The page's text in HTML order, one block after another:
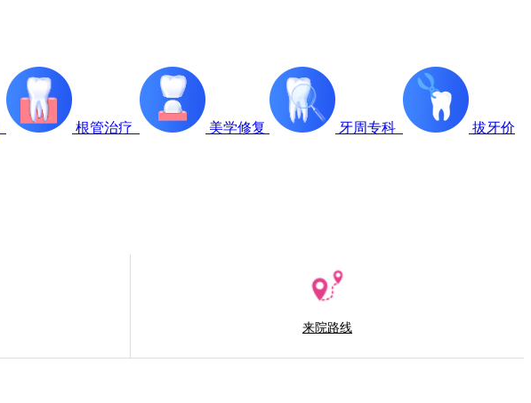
根管治疗 美学修复 牙周专科 拔牙价
来院路线